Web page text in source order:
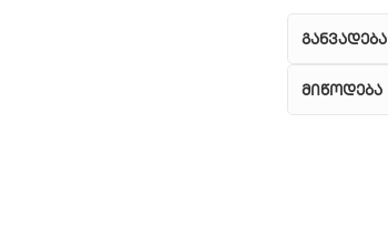
განვადება
მიწოდება